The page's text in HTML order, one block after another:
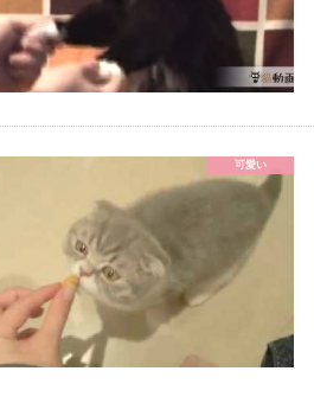
可愛い